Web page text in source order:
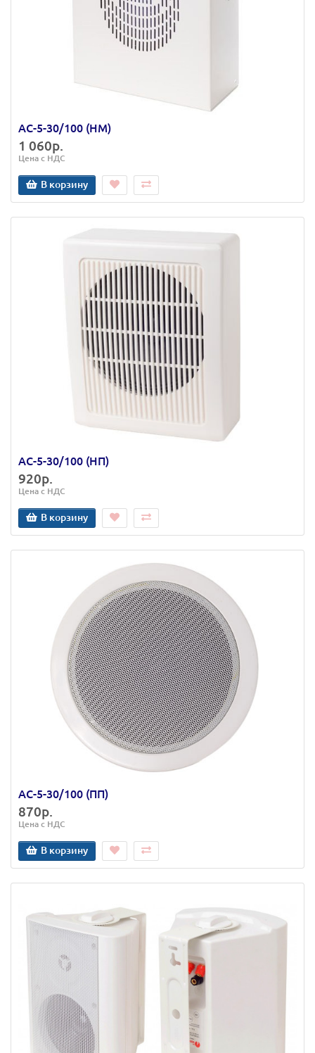
АС-5-30/100 (НМ)
1 060р.
Цена с НДС
В корзину
АС-5-30/100 (НП)
920р.
Цена с НДС
В корзину
АС-5-30/100 (ПП)
870р.
Цена с НДС
В корзину